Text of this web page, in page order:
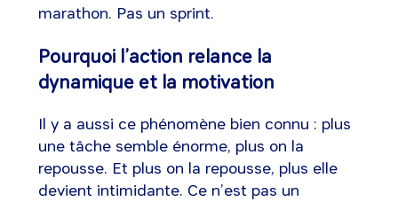
marathon. Pas un sprint.
Pourquoi l’action relance la
dynamique et la motivation
Il y a aussi ce phénomène bien connu : plus
une tâche semble énorme, plus on la
repousse. Et plus on la repousse, plus elle
devient intimidante. Ce n’est pas un